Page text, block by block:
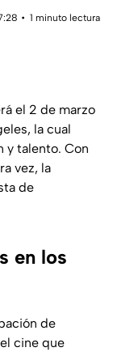
1 minuto lectura
el 2 de marzo
la cual
y talento. Con
vez, la
de
en los
de
cine que